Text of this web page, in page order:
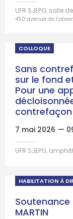
UFR SJEPG, salle
45D avenue de
COLLOQUE
Sans
sur le fond
Pour une
contrefaçon
7 mai 2026 —
UFR SJEPG,
HABILITATION À
Soutenance
MARTIN